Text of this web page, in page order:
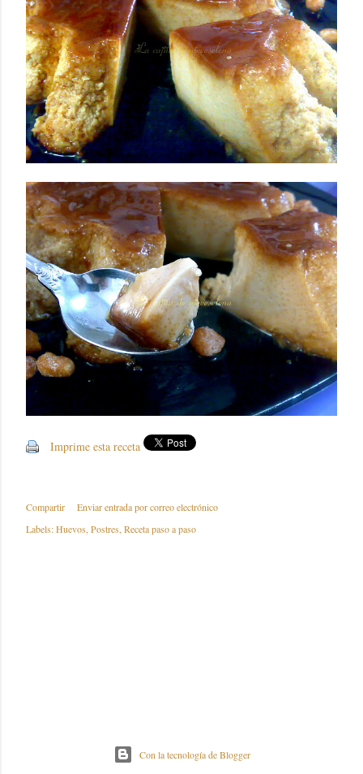
Imprime esta receta
Compartir
Enviar entrada por correo electrónico
Labels:Huevos Postres Receta paso a paso
Con la tecnología de Blogger